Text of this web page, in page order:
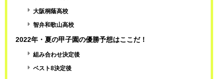
大阪桐蔭高校
智弁和歌山高校
2022年・夏の甲子園の優勝予想はここだ！
組み合わせ決定後
ベスト8決定後